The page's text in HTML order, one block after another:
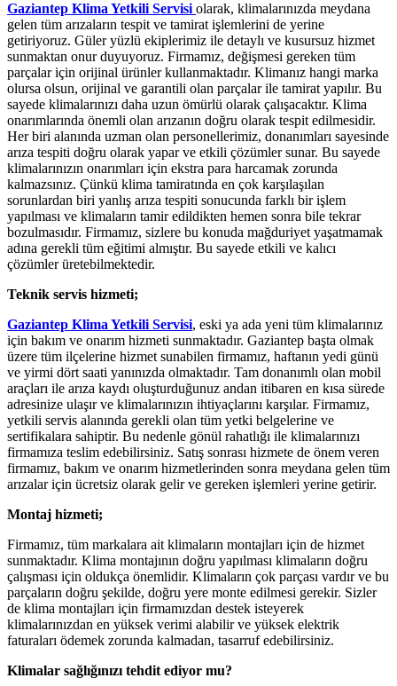
Gaziantep Klima Yetkili Servisi olarak, klimalarınızda meydana
gelen tüm arızaların tespit ve tamirat işlemlerini de yerine
getiriyoruz. Güler yüzlü ekiplerimiz ile detaylı ve kusursuz hizmet
sunmaktan onur duyuyoruz. Firmamız, değişmesi gereken tüm
parçalar için orijinal ürünler kullanmaktadır. Klimanız hangi marka
olursa olsun, orijinal ve garantili olan parçalar ile tamirat yapılır. Bu
sayede klimalarınızı daha uzun ömürlü olarak çalışacaktır. Klima
onarımlarında önemli olan arızanın doğru olarak tespit edilmesidir.
Her biri alanında uzman olan personellerimiz, donanımları sayesinde
arıza tespiti doğru olarak yapar ve etkili çözümler sunar. Bu sayede
klimalarınızın onarımları için ekstra para harcamak zorunda
kalmazsınız. Çünkü klima tamiratında en çok karşılaşılan
sorunlardan biri yanlış arıza tespiti sonucunda farklı bir işlem
yapılması ve klimaların tamir edildikten hemen sonra bile tekrar
bozulmasıdır. Firmamız, sizlere bu konuda mağduriyet yaşatmamak
adına gerekli tüm eğitimi almıştır. Bu sayede etkili ve kalıcı
çözümler üretebilmektedir.
Teknik servis hizmeti;
Gaziantep Klima Yetkili Servisi, eski ya ada yeni tüm klimalarınız
için bakım ve onarım hizmeti sunmaktadır. Gaziantep başta olmak
üzere tüm ilçelerine hizmet sunabilen firmamız, haftanın yedi günü
ve yirmi dört saati yanınızda olmaktadır. Tam donanımlı olan mobil
araçları ile arıza kaydı oluşturduğunuz andan itibaren en kısa sürede
adresinize ulaşır ve klimalarınızın ihtiyaçlarını karşılar. Firmamız,
yetkili servis alanında gerekli olan tüm yetki belgelerine ve
sertifikalara sahiptir. Bu nedenle gönül rahatlığı ile klimalarınızı
firmamıza teslim edebilirsiniz. Satış sonrası hizmete de önem veren
firmamız, bakım ve onarım hizmetlerinden sonra meydana gelen tüm
arızalar için ücretsiz olarak gelir ve gereken işlemleri yerine getirir.
Montaj hizmeti;
Firmamız, tüm markalara ait klimaların montajları için de hizmet
sunmaktadır. Klima montajının doğru yapılması klimaların doğru
çalışması için oldukça önemlidir. Klimaların çok parçası vardır ve bu
parçaların doğru şekilde, doğru yere monte edilmesi gerekir. Sizler
de klima montajları için firmamızdan destek isteyerek
klimalarınızdan en yüksek verimi alabilir ve yüksek elektrik
faturaları ödemek zorunda kalmadan, tasarruf edebilirsiniz.
Klimalar sağlığınızı tehdit ediyor mu?